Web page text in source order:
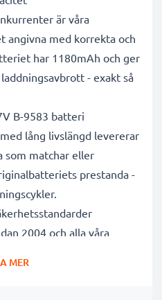
är våra
angivna med korrekta och
har 1180mAh och ger
- exakt så
B-9583 batteri
lång livslängd levererar
som matchar eller
prestanda -
2004 och alla våra
MER